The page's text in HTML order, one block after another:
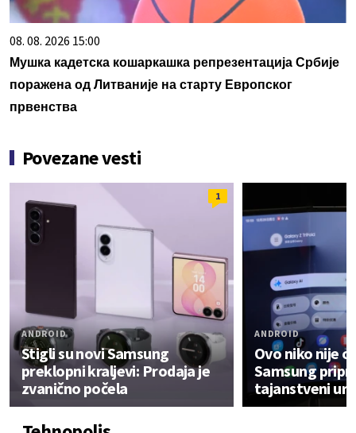
08. 08. 2026 15:00
Мушка кадетска кошаркашка репрезентација Србије
поражена од Литваније на старту Европског
првенства
Povezane vesti
1
ANDROID
Stigli su novi Samsung
preklopni kraljevi: Prodaja je
zvanično počela
ANDROID
Ovo niko nije
Samsung
tajanstveni